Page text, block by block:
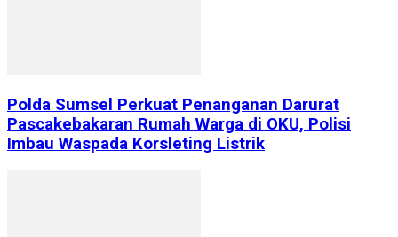
Polda Sumsel Perkuat Penanganan Darurat
Pascakebakaran Rumah Warga di OKU, Polisi
Imbau Waspada Korsleting Listrik